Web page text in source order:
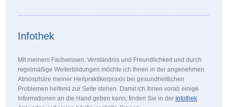
Infothek
Mit meinem Fachwissen, Verständnis und Freundlichkeit und durch
regelmäßige Weiterbildungen möchte ich Ihnen in der angenehmen
Atmosphäre meiner Heilpraktikerpraxis bei gesundheitlichen
Problemen helfend zur Seite stehen. Damit ich Ihnen vorab einige
Informationen an die Hand geben kann, finden Sie in der Infothek